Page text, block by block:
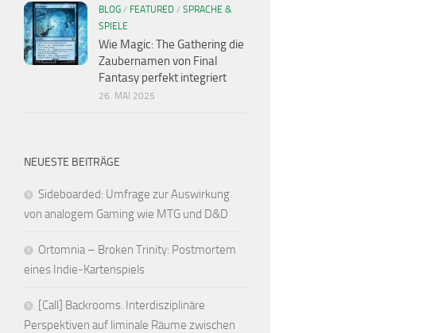
BLOG / FEATURED / SPRACHE &
SPIELE
Wie Magic: The Gathering die
Zaubernamen von Final
Fantasy perfekt integriert
26. MAI 2025
NEUESTE BEITRÄGE
Sideboarded: Umfrage zur Auswirkung
von analogem Gaming wie MTG und D&D
Ortomnia – Broken Trinity: Postmortem
eines Indie-Kartenspiels
[Call] Backrooms. Interdisziplinäre
Perspektiven auf liminale Räume zwischen